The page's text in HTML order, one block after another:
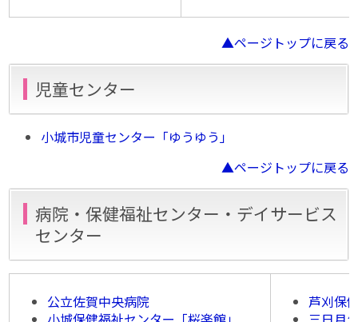
▲ページトップに戻る
児童センター
小城市児童センター「ゆうゆう」
▲ページトップに戻る
病院・保健福祉センター・デイサービス
センター
公立佐賀中央病院
芦刈保